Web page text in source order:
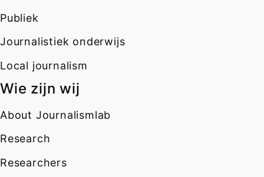
Publiek
Journalistiek onderwijs
Local journalism
Wie zijn wij
About Journalismlab
Research
Researchers